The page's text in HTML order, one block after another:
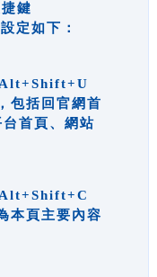
鍵
定如下：
包括回官網首
首頁、網站
本頁主要內容